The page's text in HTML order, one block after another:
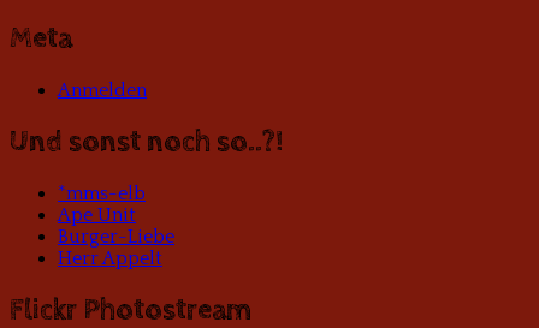
Meta
Anmelden
Und sonst noch so..?!
*mms-elb
Ape Unit
Burger-Liebe
Herr Appelt
Flickr Photostream